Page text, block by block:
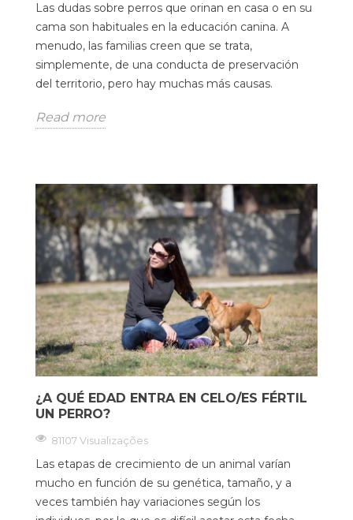
Las dudas sobre perros que orinan en casa o en su
cama son habituales en la educación canina. A
menudo, las familias creen que se trata,
simplemente, de una conducta de preservación
del territorio, pero hay muchas más causas.
Read more
¿A QUÉ EDAD ENTRA EN CELO/ES FÉRTIL
UN PERRO?
81107 Visualizações
Las etapas de crecimiento de un animal varían
mucho en función de su genética, tamaño, y a
veces también hay variaciones según los